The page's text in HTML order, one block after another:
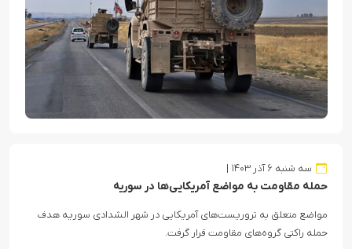
سه شنبه ۶ آذر ۱۴۰۳
حمله مقاومت به مواضع آمریکایی‌ها در سوریه
مواضع متعلق به تروریست‌های آمریکایی در شهر الشدادی سوریه هدف
حمله راکتی گروه‌های مقاومت قرار گرفت.